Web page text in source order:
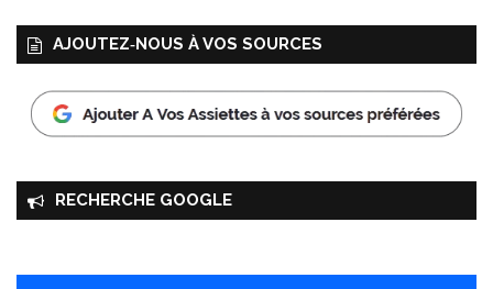
AJOUTEZ‑NOUS À VOS SOURCES
RECHERCHE GOOGLE